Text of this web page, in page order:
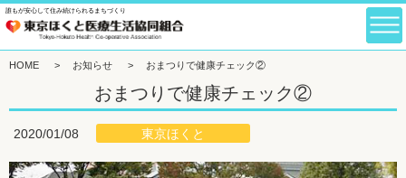
誰もが安心して住み続けられるまちづくり
HOME > お知らせ > おまつりで健康チェック②
おまつりで健康チェック②
2020/01/08 東京ほくと